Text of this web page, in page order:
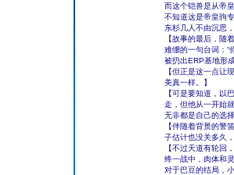
而这个铠兽是从帝
不知道这是帝皇驹
东杉几人不由沉思
【故事的最后，随
难绷的一句台词：“
被扔出ERP基地形
【但正是这一点让
美真一样。】
【可是要知道，以
走，但他从一开始
无非都是自己的选
【伴随着背景的警
子估计也没关多久
【不过天道有轮回
终一战中，肉体和
对于巴豆的结局，